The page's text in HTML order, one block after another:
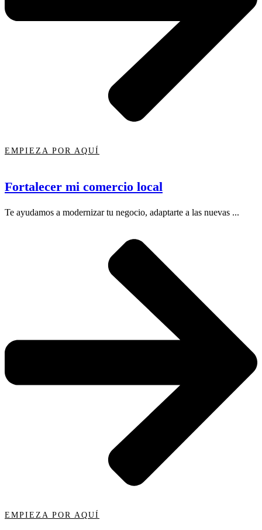
EMPIEZA POR AQUÍ
Fortalecer mi comercio local
Te ayudamos a modernizar tu negocio, adaptarte a las nuevas ...
EMPIEZA POR AQUÍ